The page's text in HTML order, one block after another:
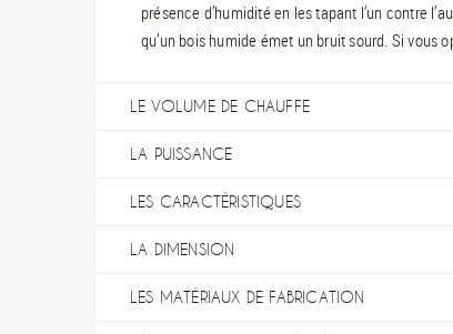
présence d’humidité en les tapant l’un contre
qu’un bois humide émet un bruit sourd. Si vous
LE VOLUME DE CHAUFFE
LA PUISSANCE
LES CARACTÉRISTIQUES
LA DIMENSION
LES MATÉRIAUX DE FABRICATION